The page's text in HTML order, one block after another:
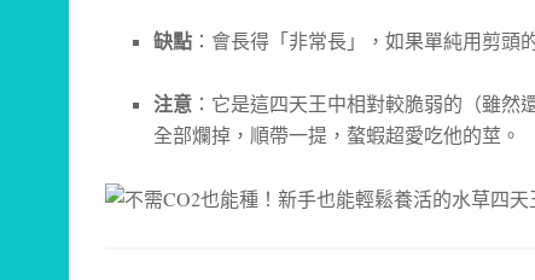
缺點 ：會長得「非常長」，如果單純用剪頭
注意 ：它是這四天王中相對較脆弱的（雖
全部爛掉，順帶一提，螯蝦超愛吃他的莖。